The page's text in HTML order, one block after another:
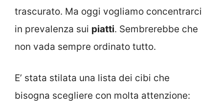
trascurato. Ma oggi vogliamo concentrarci
in prevalenza sui piatti. Sembrerebbe che
non vada sempre ordinato tutto.
E’ stata stilata una lista dei cibi che
bisogna scegliere con molta attenzione: